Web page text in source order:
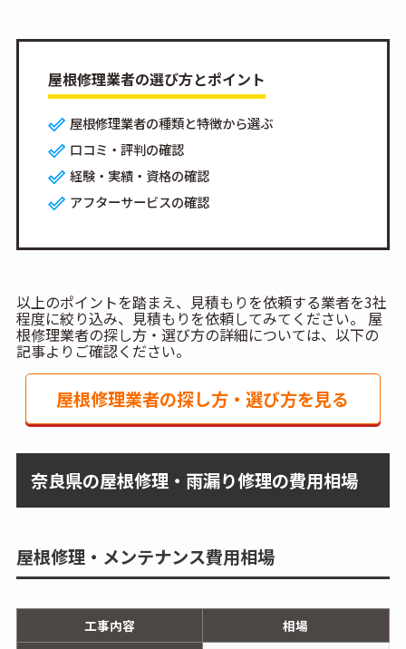
屋根修理業者の選び方とポイント
屋根修理業者の種類と特徴から選ぶ
口コミ・評判の確認
経験・実績・資格の確認
アフターサービスの確認
以上のポイントを踏まえ、見積もりを依頼する業者を3社
程度に絞り込み、見積もりを依頼してみてください。 屋
根修理業者の探し方・選び方の詳細については、以下の
記事よりご確認ください。
屋根修理業者の探し方・選び方を見る
奈良県の屋根修理・雨漏り修理の費用相場
屋根修理・メンテナンス費用相場
工事内容
相場